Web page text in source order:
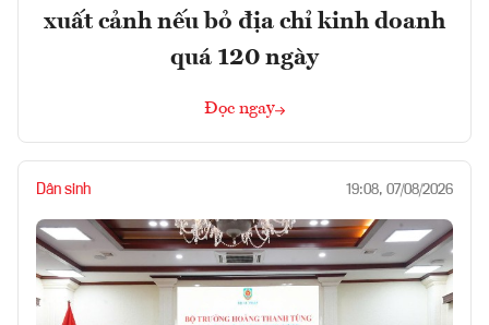
xuất cảnh nếu bỏ địa chỉ kinh doanh
quá 120 ngày
Đọc ngay
Dân sinh 19:08, 07/08/2026